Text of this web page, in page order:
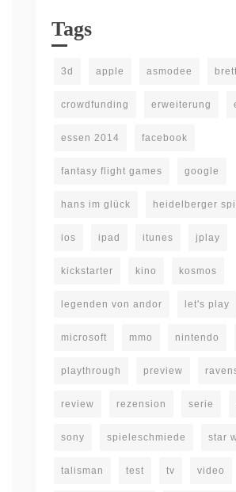
Tags
3d apple asmodee
crowdfunding erweiterung
essen 2014 facebook
fantasy flight games google
hans im glück heidelberger
ios ipad itunes jplay
kickstarter kino kosmos
legenden von andor let's play
microsoft mmo nintendo
playthrough preview
review rezension serie
sony spieleschmiede star
talisman test tv video